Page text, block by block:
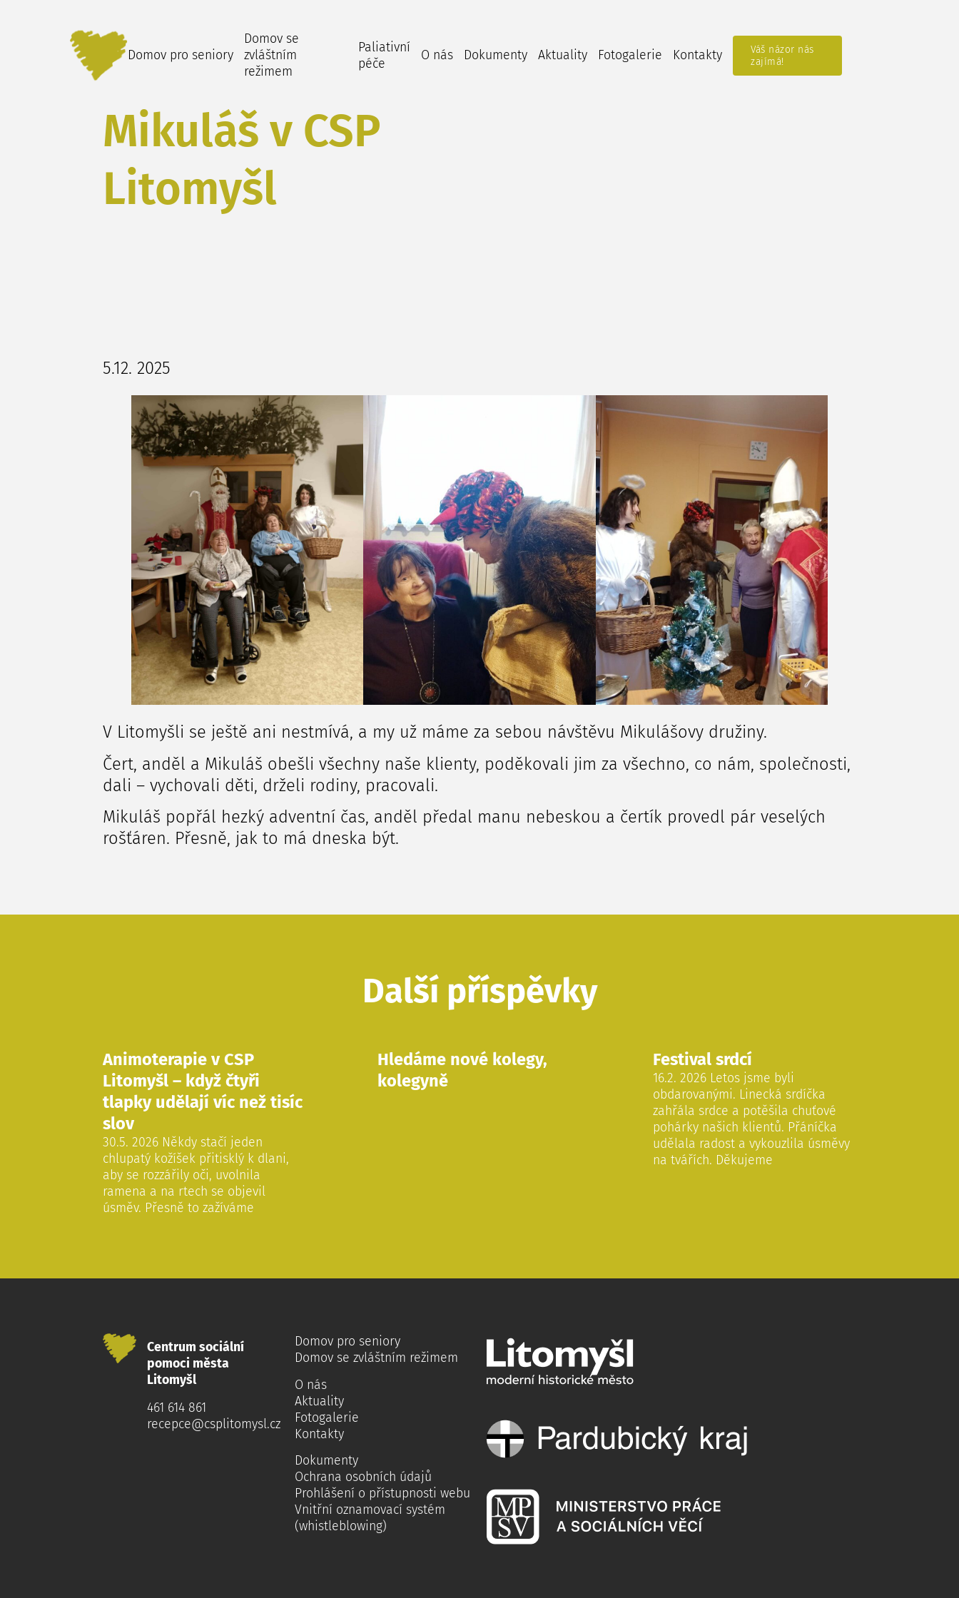
Domov pro seniory
Domov se
zvláštním
režimem
Paliativní
péče
O nás Dokumenty Aktuality Fotogalerie Kontakty
Váš názor nás
zajímá!
Mikuláš v CSP
Litomyšl
5.12. 2025
V Litomyšli se ještě ani nestmívá, a my už máme za sebou návštěvu Mikulášovy družiny.
Čert, anděl a Mikuláš obešli všechny naše klienty, poděkovali jim za všechno, co nám, společnosti,
dali – vychovali děti, drželi rodiny, pracovali.
Mikuláš popřál hezký adventní čas, anděl předal manu nebeskou a čertík provedl pár veselých
rošťáren. Přesně, jak to má dneska být.
Další příspěvky
Animoterapie v CSP
Litomyšl – když čtyři
tlapky udělají víc než tisíc
slov
30.5. 2026 Někdy stačí jeden
chlupatý kožíšek přitisklý k dlani,
aby se rozzářily oči, uvolnila
ramena a na rtech se objevil
úsměv. Přesně to zažíváme
Hledáme nové kolegy,
kolegyně
Festival srdcí
16.2. 2026 Letos jsme byli
obdarovanými. Linecká srdíčka
zahřála srdce a potěšila chuťové
pohárky našich klientů. Přáníčka
udělala radost a vykouzlila úsměvy
na tvářích. Děkujeme
Centrum sociální
pomoci města
Litomyšl
461 614 861
recepce@csplitomysl.cz
Domov pro seniory
Domov se zvláštním režimem
O nás
Aktuality
Fotogalerie
Kontakty
Dokumenty
Ochrana osobních údajů
Prohlášení o přístupnosti webu
Vnitřní oznamovací systém
(whistleblowing)